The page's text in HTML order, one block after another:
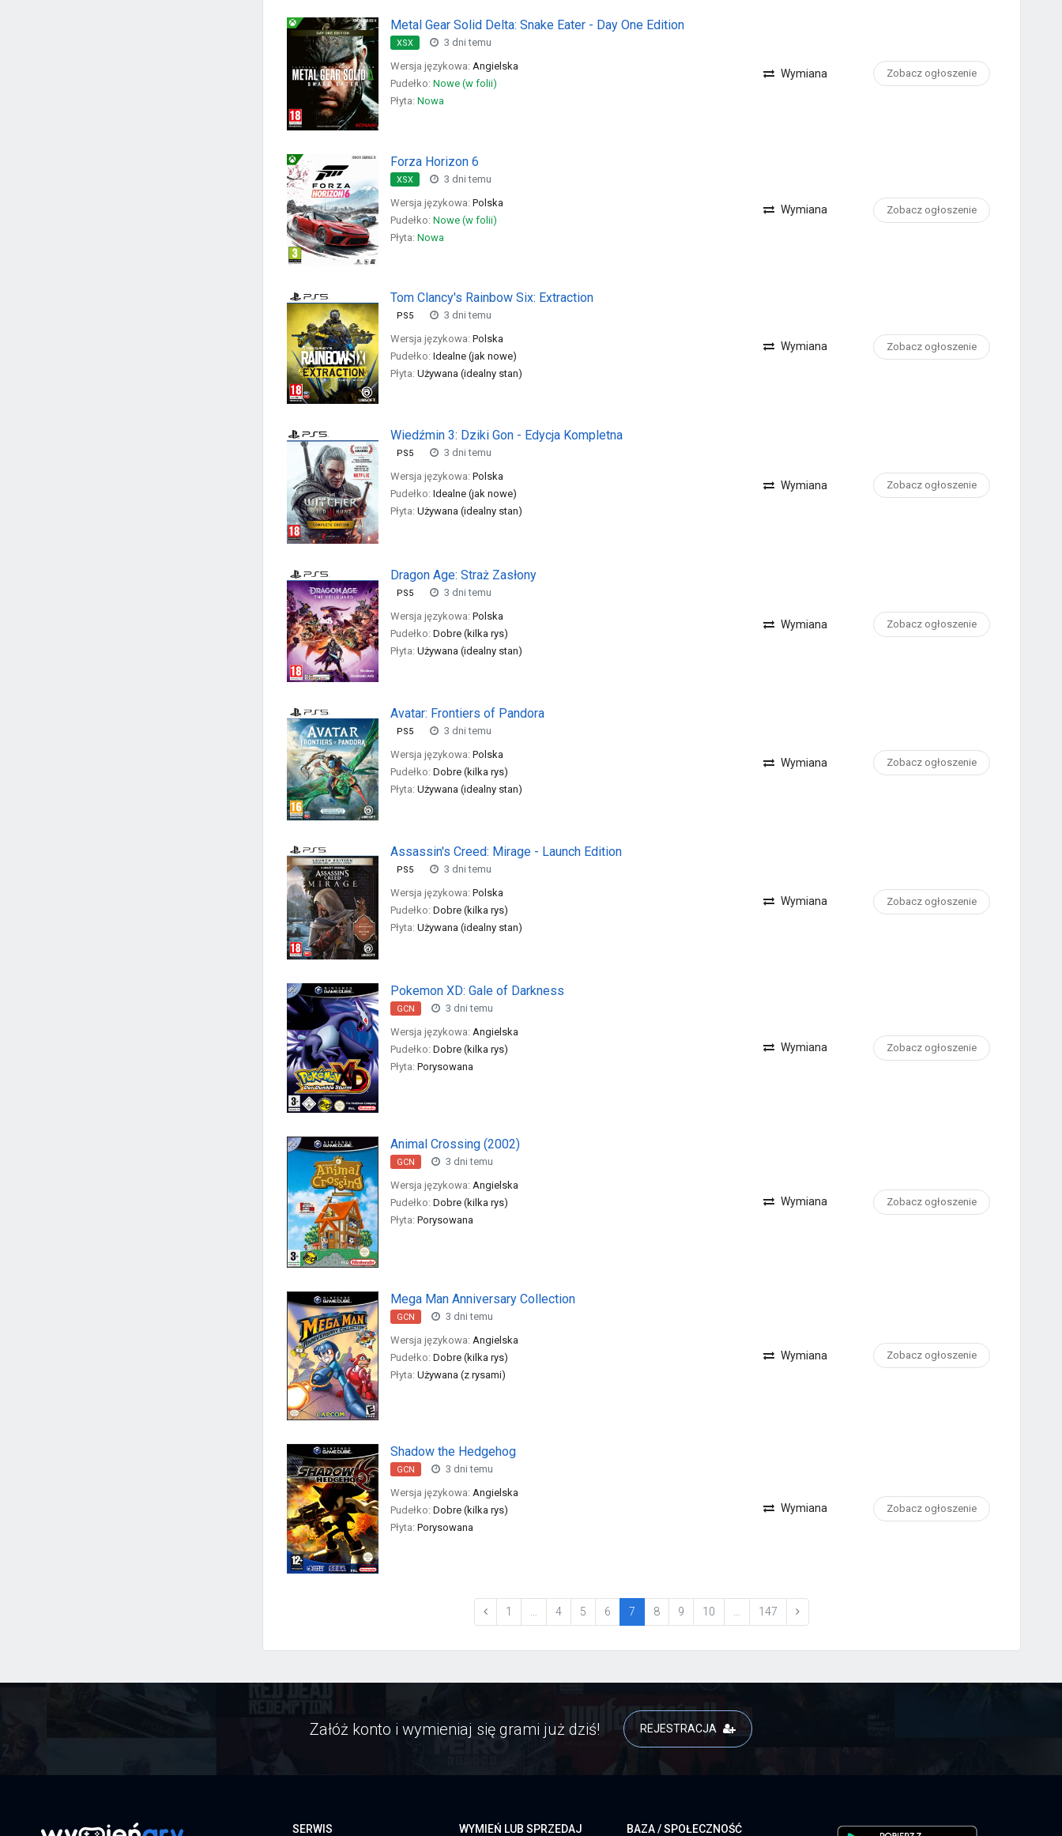
Metal Gear Solid Delta: Snake Eater - Day One Edition
XSX
3 dni temu
Wersja językowa: Angielska
Pudełko: Nowe (w folii)
Płyta: Nowa
Wymiana Zobacz ogłoszenie
Forza Horizon 6
XSX
3 dni temu
Wersja językowa: Polska
Pudełko: Nowe (w folii)
Płyta: Nowa
Wymiana Zobacz ogłoszenie
Tom Clancy's Rainbow Six: Extraction
PS5
3 dni temu
Wersja językowa: Polska
Pudełko: Idealne (jak nowe)
Płyta: Używana (idealny stan)
Wymiana Zobacz ogłoszenie
Wiedźmin 3: Dziki Gon - Edycja Kompletna
PS5
3 dni temu
Wersja językowa: Polska
Pudełko: Idealne (jak nowe)
Płyta: Używana (idealny stan)
Wymiana Zobacz ogłoszenie
Dragon Age: Straż Zasłony
PS5
3 dni temu
Wersja językowa: Polska
Pudełko: Dobre (kilka rys)
Płyta: Używana (idealny stan)
Wymiana Zobacz ogłoszenie
Avatar: Frontiers of Pandora
PS5
3 dni temu
Wersja językowa: Polska
Pudełko: Dobre (kilka rys)
Płyta: Używana (idealny stan)
Wymiana Zobacz ogłoszenie
Assassin's Creed: Mirage - Launch Edition
PS5
3 dni temu
Wersja językowa: Polska
Pudełko: Dobre (kilka rys)
Płyta: Używana (idealny stan)
Wymiana Zobacz ogłoszenie
Pokemon XD: Gale of Darkness
GCN
3 dni temu
Wersja językowa: Angielska
Pudełko: Dobre (kilka rys)
Płyta: Porysowana
Wymiana Zobacz ogłoszenie
Animal Crossing (2002)
GCN
3 dni temu
Wersja językowa: Angielska
Pudełko: Dobre (kilka rys)
Płyta: Porysowana
Wymiana Zobacz ogłoszenie
Mega Man Anniversary Collection
GCN
3 dni temu
Wersja językowa: Angielska
Pudełko: Dobre (kilka rys)
Płyta: Używana (z rysami)
Wymiana Zobacz ogłoszenie
Shadow the Hedgehog
GCN
3 dni temu
Wersja językowa: Angielska
Pudełko: Dobre (kilka rys)
Płyta: Porysowana
Wymiana Zobacz ogłoszenie
1 4 5 6 7 (current)
8 9 10 147
Załóż konto i wymieniaj się grami już dziś! REJESTRACJA
SERWIS WYMIEŃ LUB SPRZEDAJ BAZA / SPOŁECZNOŚĆ